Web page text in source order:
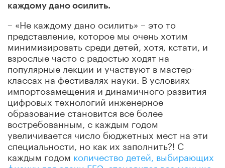
каждому дано осилить.
– «Не каждому дано осилить» – это то
представление, которое мы очень хотим
минимизировать среди детей, хотя, кстати, и
взрослые часто с радостью ходят на
популярные лекции и участвуют в мастер-
классах на фестивалях науки. В условиях
импортозамещения и динамичного развития
цифровых технологий инженерное
образование становится все более
востребованным, с каждым годом
увеличивается число бюджетных мест на эти
специальности, но как их заполнить?! С
каждым годом количество детей, выбирающих